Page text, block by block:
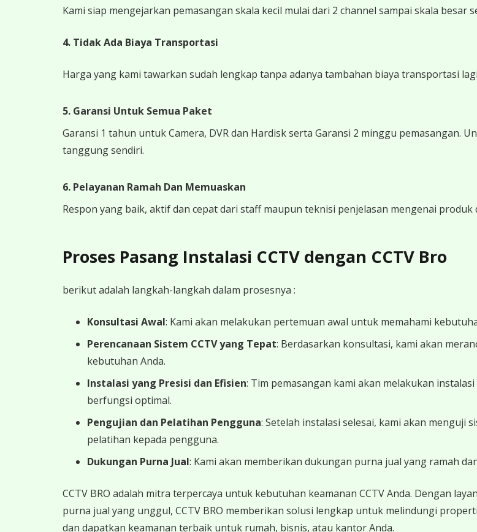
Kami siap mengejarkan pemasangan skala kecil mulai dari 2 channel sampai skala
4. Tidak Ada Biaya Transportasi
Harga yang kami tawarkan sudah lengkap tanpa adanya tambahan biaya transportasi
5. Garansi Untuk Semua Paket
Garansi 1 tahun untuk Camera, DVR dan Hardisk serta Garansi 2 minggu pemasangan.
tanggung sendiri.
6. Pelayanan Ramah Dan Memuaskan
Respon yang baik, aktif dan cepat dari staff maupun teknisi penjelasan mengenai produk
Proses Pasang Instalasi CCTV dengan CCTV Bro
berikut adalah langkah-langkah dalam prosesnya :
Konsultasi Awal: Kami akan melakukan pertemuan awal untuk memahami
Perencanaan Sistem CCTV yang Tepat: Berdasarkan konsultasi, kami akan
kebutuhan Anda.
Instalasi yang Presisi dan Efisien: Tim pemasangan kami akan melakukan
berfungsi optimal.
Pengujian dan Pelatihan Pengguna: Setelah instalasi selesai, kami akan menguji
pelatihan kepada pengguna.
Dukungan Purna Jual: Kami akan memberikan dukungan purna jual yang ramah
CCTV BRO adalah mitra terpercaya untuk kebutuhan keamanan CCTV Anda. Dengan
purna jual yang unggul, CCTV BRO memberikan solusi lengkap untuk melindungi
dan dapatkan keamanan terbaik untuk rumah, bisnis, atau kantor Anda.